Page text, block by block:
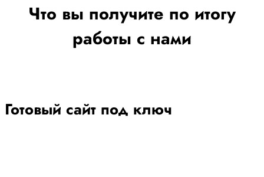
Что вы получите по итогу
работы с нами
Готовый сайт под ключ